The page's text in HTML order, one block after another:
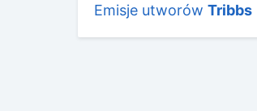
Emisje utworów Tribbs